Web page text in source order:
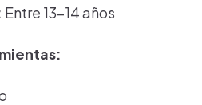
Entre 13-14 años